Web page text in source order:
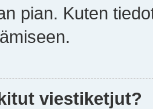
pian. Kuten
viestiketjut?